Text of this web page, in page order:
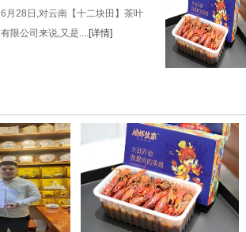
6月28日,对云南【十二块田】茶叶
有限公司来说,又是....[详情]